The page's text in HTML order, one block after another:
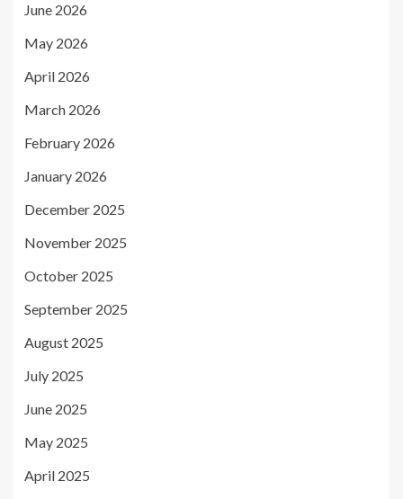
June 2026
May 2026
April 2026
March 2026
February 2026
January 2026
December 2025
November 2025
October 2025
September 2025
August 2025
July 2025
June 2025
May 2025
April 2025